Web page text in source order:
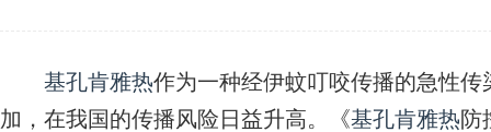
基孔肯雅热作为一种经伊蚊叮咬传播的急性
加，在我国的传播风险日益升高。《基孔肯雅热防